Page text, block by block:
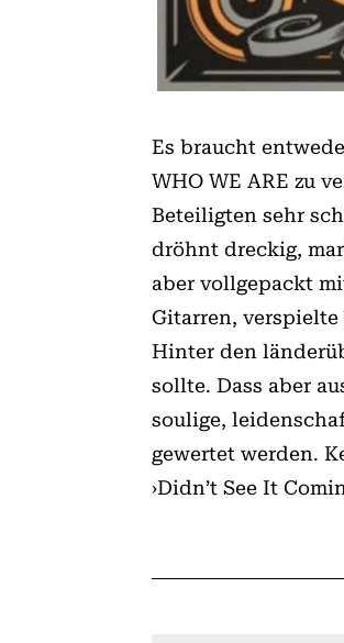
Es braucht
WHO WE ARE zu
Beteiligten sehr
dröhnt dreckig,
aber vollgepackt
Gitarren, verspielte
Hinter den
sollte. Dass aber
soulige,
gewertet werden.
›Didn’t See It